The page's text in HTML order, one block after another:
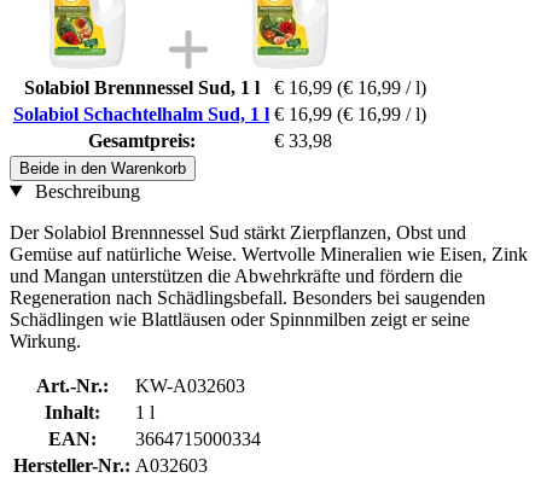
Solabiol Brennnessel Sud, 1 l € 16,99 (€ 16,99 / l)
Solabiol Schachtelhalm Sud, 1 l € 16,99 (€ 16,99 / l)
Gesamtpreis:
€ 33,98
Beide in den Warenkorb
Beschreibung
Der Solabiol Brennnessel Sud stärkt Zierpflanzen, Obst und
Gemüse auf natürliche Weise. Wertvolle Mineralien wie Eisen, Zink
und Mangan unterstützen die Abwehrkräfte und fördern die
Regeneration nach Schädlingsbefall. Besonders bei saugenden
Schädlingen wie Blattläusen oder Spinnmilben zeigt er seine
Wirkung.
Art.-Nr.:
KW-A032603
Inhalt:
1 l
EAN:
3664715000334
Hersteller-Nr.: A032603